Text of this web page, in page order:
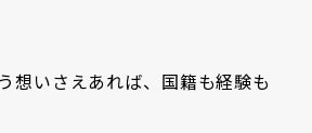
想いさえあれば、国籍も経験も